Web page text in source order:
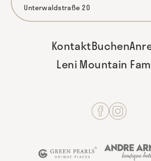
Unterwaldstraße 20
KontaktBuchen
Leni Mountain